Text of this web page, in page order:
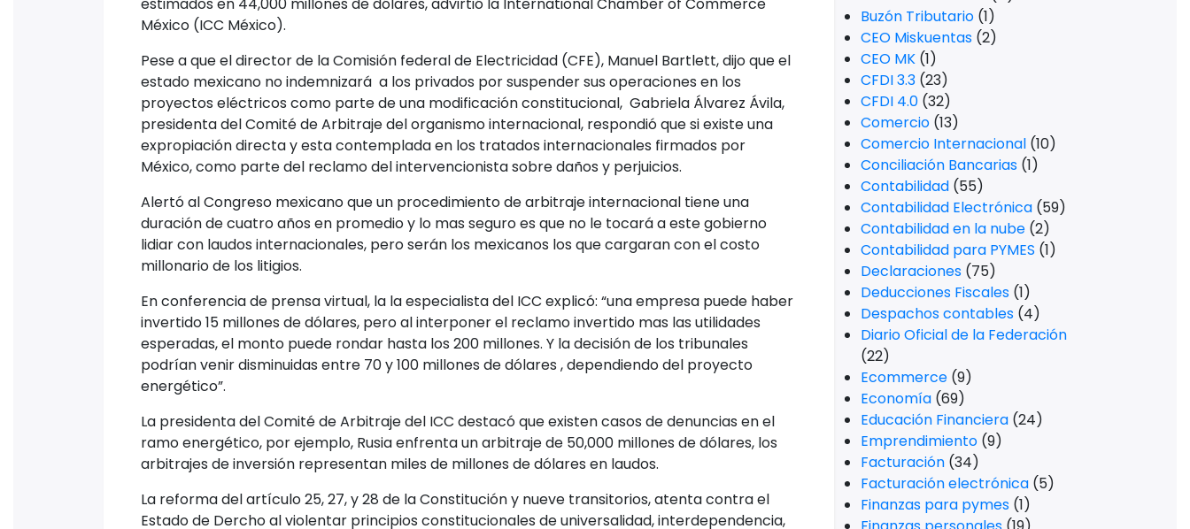
México (ICC México).
Pese a que el director de la Comisión federal de Electricidad (CFE), Manuel Bartlett, dijo que el
estado mexicano no indemnizará a los privados por suspender sus operaciones en los
proyectos eléctricos como parte de una modificación constitucional, Gabriela Álvarez Ávila,
presidenta del Comité de Arbitraje del organismo internacional, respondió que si existe una
expropiación directa y esta contemplada en los tratados internacionales firmados por
México, como parte del reclamo del intervencionista sobre daños y perjuicios.
Alertó al Congreso mexicano que un procedimiento de arbitraje internacional tiene una
duración de cuatro años en promedio y lo mas seguro es que no le tocará a este gobierno
lidiar con laudos internacionales, pero serán los mexicanos los que cargaran con el costo
millonario de los litigios.
En conferencia de prensa virtual, la la especialista del ICC explicó: “una empresa puede haber
invertido 15 millones de dólares, pero al interponer el reclamo invertido mas las utilidades
esperadas, el monto puede rondar hasta los 200 millones. Y la decisión de los tribunales
podrían venir disminuidas entre 70 y 100 millones de dólares , dependiendo del proyecto
energético”.
La presidenta del Comité de Arbitraje del ICC destacó que existen casos de denuncias en el
ramo energético, por ejemplo, Rusia enfrenta un arbitraje de 50,000 millones de dólares, los
arbitrajes de inversión representan miles de millones de dólares en laudos.
La reforma del artículo 25, 27, y 28 de la Constitución y nueve transitorios, atenta contra el
Estado de Dercho al violentar principios constitucionales de universalidad, interdependencia,
Buzón Tributario (1)
CEO Miskuentas (2)
CEO MK (1)
CFDI 3.3 (23)
CFDI 4.0 (32)
Comercio (13)
Comercio Internacional (10)
Conciliación Bancarias (1)
Contabilidad (55)
Contabilidad Electrónica (59)
Contabilidad en la nube (2)
Contabilidad para PYMES (1)
Declaraciones (75)
Deducciones Fiscales (1)
Despachos contables (4)
Diario Oficial de la Federación
(22)
Ecommerce (9)
Economía (69)
Educación Financiera (24)
Emprendimiento (9)
Facturación (34)
Facturación electrónica (5)
Finanzas para pymes (1)